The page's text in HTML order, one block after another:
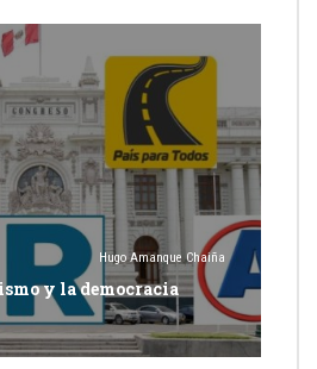
Hugo Amanque Chaiña
y la democracia